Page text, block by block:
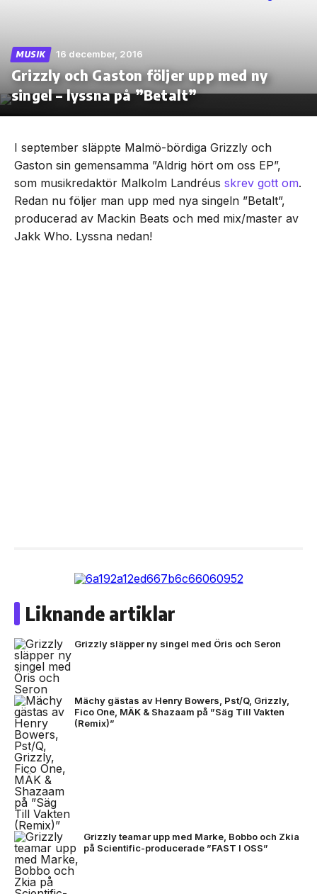
Skip
the
MUSIK 16 december, 2016
Grizzly och Gaston följer upp med ny
singel – lyssna på ”Betalt”
I september släppte Malmö-bördiga Grizzly och
Gaston sin gemensamma ”Aldrig hört om oss EP”,
som musikredaktör Malkolm Landréus skrev gott om.
Redan nu följer man upp med nya singeln ”Betalt”,
producerad av Mackin Beats och med mix/master av
Jakk Who. Lyssna nedan!
Liknande artiklar
Grizzly släpper ny singel med Öris och Seron
Mächy gästas av Henry Bowers, Pst/Q, Grizzly,
Fico One, MÄK & Shazaam på ”Säg Till Vakten
(Remix)”
Grizzly teamar upp med Marke, Bobbo och Zkia
på Scientific-producerade ”FAST I OSS”